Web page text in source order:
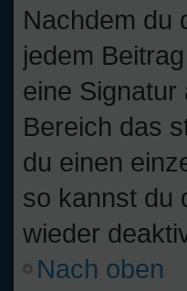
Nachdem du
jedem
eine
Bereich das
du einen
so kannst du
wieder
Nach oben